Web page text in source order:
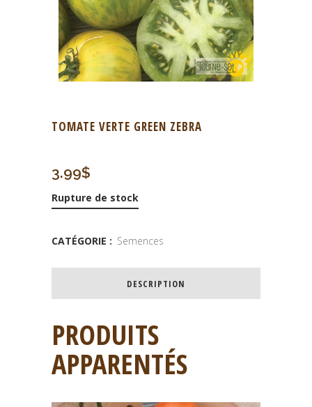
TOMATE VERTE GREEN ZEBRA
3.99$
Rupture de stock
CATÉGORIE : Semences
DESCRIPTION
PRODUITS
APPARENTÉS